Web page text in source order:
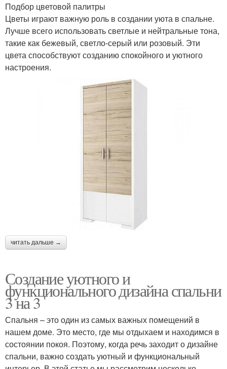
Подбор цветовой палитры
Цветы играют важную роль в создании уюта в спальне.
Лучше всего использовать светлые и нейтральные тона,
такие как бежевый, светло-серый или розовый. Эти
цвета способствуют созданию спокойного и уютного
настроения.
читать дальше →
Создание уютного и
функционального дизайна спальни
3 на 3
Спальня – это один из самых важных помещений в
нашем доме. Это место, где мы отдыхаем и находимся в
состоянии покоя. Поэтому, когда речь заходит о дизайне
спальни, важно создать уютный и функциональный